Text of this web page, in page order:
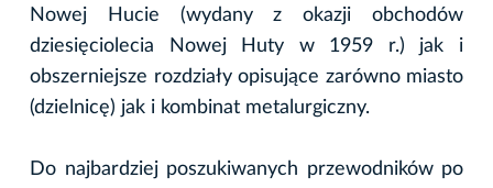
Nowej Hucie (wydany z okazji obchodów
dziesięciolecia Nowej Huty w 1959 r.) jak i
obszerniejsze rozdziały opisujące zarówno miasto
(dzielnicę) jak i kombinat metalurgiczny.
Do najbardziej poszukiwanych przewodników po